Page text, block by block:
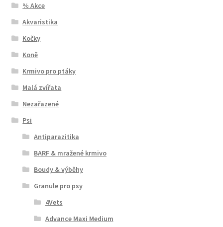
% Akce
Akvaristika
Kočky
Koně
Krmivo pro ptáky
Malá zvířata
Nezařazené
Psi
Antiparazitika
BARF & mražené krmivo
Boudy & výběhy
Granule pro psy
4Vets
Advance Maxi Medium